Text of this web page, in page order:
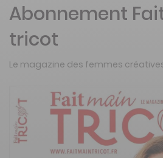
Abonnement
tricot
Le magazine des femmes